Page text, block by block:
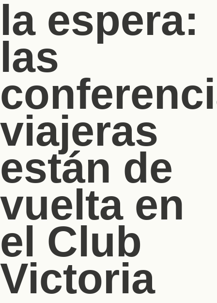
la espera:
las
viajeras
están de
vuelta en
el Club
Victoria